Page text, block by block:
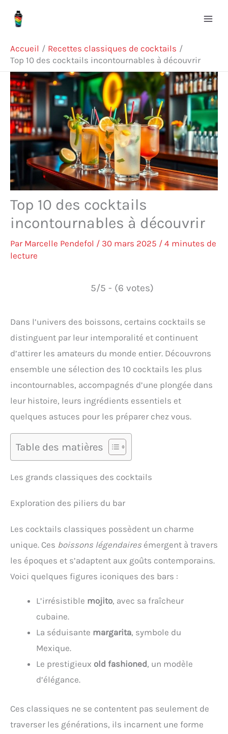
Accueil
Recettes classiques de cocktails
Top 10 des cocktails incontournables à découvrir
Top 10 des cocktails
incontournables à découvrir
Par Marcelle Pendefol / 30 mars 2025 / 4 minutes de
lecture
5/5 - (6 votes)
Dans l’univers des boissons, certains cocktails se
distinguent par leur intemporalité et continuent
d’attirer les amateurs du monde entier. Découvrons
ensemble une sélection des 10 cocktails les plus
incontournables, accompagnés d’une plongée dans
leur histoire, leurs ingrédients essentiels et
quelques astuces pour les préparer chez vous.
Table des matières
Les grands classiques des cocktails
Exploration des piliers du bar
Les cocktails classiques possèdent un charme
unique. Ces boissons légendaires émergent à travers
les époques et s’adaptent aux goûts contemporains.
Voici quelques figures iconiques des bars :
L’irrésistible mojito, avec sa fraîcheur
cubaine.
La séduisante margarita, symbole du
Mexique.
Le prestigieux old fashioned, un modèle
d’élégance.
Ces classiques ne se contentent pas seulement de
traverser les générations, ils incarnent une forme
Rechercher